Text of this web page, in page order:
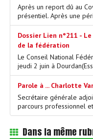
Après un report dû au
présentiel. Après une
Dossier Lien n°211 -
de la fédération
Le Conseil National
jeudi 2 juin à
Parole à ... Charlotte
Secrétaire générale
parcours professionnel
Dans la même